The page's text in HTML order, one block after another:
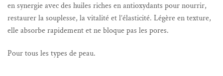
en synergie avec des huiles riches en antioxydants pour nourrir,
restaurer la souplesse, la vitalité et l’élasticité. Légère en texture,
elle absorbe rapidement et ne bloque pas les pores.
Pour tous les types de peau.